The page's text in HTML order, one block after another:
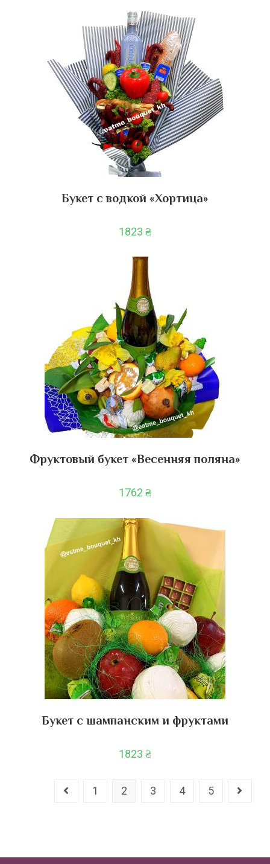
Букет с водкой «Хортица»
1823 ₴
Фруктовый букет «Весенняя поляна»
1762 ₴
Букет с шампанским и фруктами
1823 ₴
1 2 3 4 5